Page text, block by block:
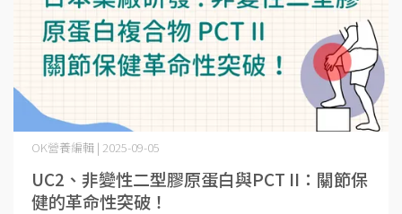
UC2、非變性二型膠原蛋白與PCT II：關節保
健的革命性突破！
OK營養編輯 | 2025-09-05